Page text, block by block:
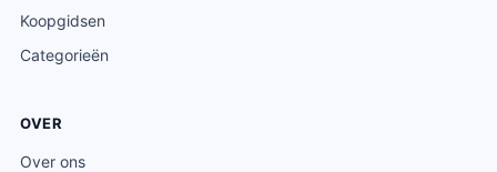
Koopgidsen
Categorieën
OVER
Over ons